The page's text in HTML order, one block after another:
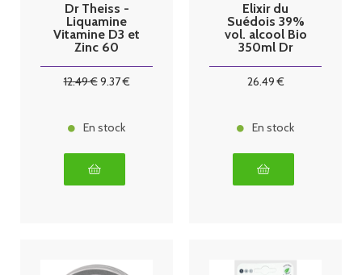
Dr Theiss -
Liquamine
Vitamine D3 et
Zinc 60
12.49€9.37€
En stock
Elixir du
Suédois 39%
vol. alcool Bio
350ml Dr
26.49€
En stock